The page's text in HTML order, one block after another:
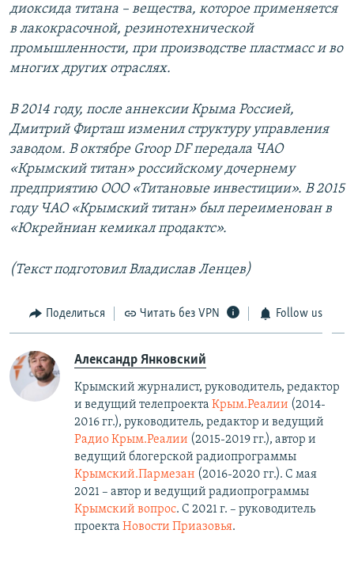
диоксида титана – вещества, которое применяется
в лакокрасочной, резинотехнической
промышленности, при производстве пластмасс и во
многих других отраслях.
В 2014 году, после аннексии Крыма Россией,
Дмитрий Фирташ изменил структуру управления
заводом. В октябре Groop DF передала ЧАО
«Крымский титан» российскому дочернему
предприятию ООО «Титановые инвестиции». В 2015
году ЧАО «Крымский титан» был переименован в
«Юкрейниан кемикал продактс».
(Текст подготовил Владислав Ленцев)
Поделиться Читать без VPN Follow us
Александр Янковский
Крымский журналист, руководитель, редактор
и ведущий телепроекта Крым.Реалии (2014-
2016 гг.), руководитель, редактор и ведущий
Радио Крым.Реалии (2015-2019 гг.), автор и
ведущий блогерской радиопрограммы
Крымский.Пармезан (2016-2020 гг.)​. С мая
2021 – автор и ведущий радиопрограммы
Крымский вопрос. С 2021 г. – руководитель
проекта Новости Приазовья.